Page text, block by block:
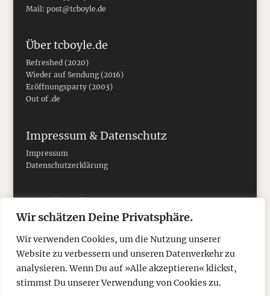
Wir schätzen Deine Privatsphäre.
Wir verwenden Cookies, um die Nutzung unserer
Website zu verbessern und unseren Datenverkehr zu
analysieren. Wenn Du auf »Alle akzeptieren« klickst,
stimmst Du unserer Verwendung von Cookies zu.
Mail: post@tcboyle.de
Über tcboyle.de
Refreshed (2020)
Wieder auf Sendung (2016)
Eröffnungsparty (2003)
Out of .de
Impressum & Datenschutz
Impressum
Datenschutzerklärung
Social Media